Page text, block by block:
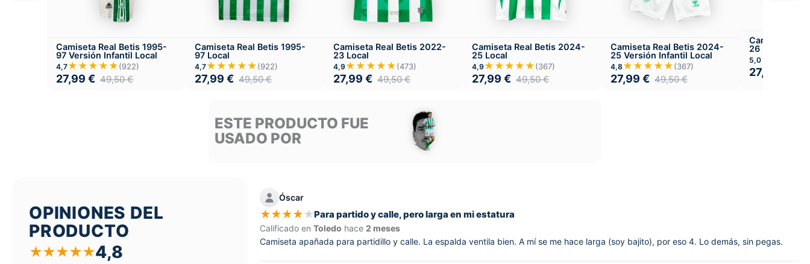
Camiseta Real Betis 1995-
97 Versión Infantil Local
4,7★★★★★(922)
27,99 € 49,50€
Camiseta Real Betis 1995-
97 Local
4,7★★★★★(922)
27,99 € 49,50€
Camiseta Real Betis 2022-
23 Local
4,9 ★★★★★(473)
27,99 € 49,50€
Camiseta Real Betis 2024-
25 Local
4,9 ★★★★★(367)
27,99 € 49,50€
Camiseta Real Betis 2024-
25 Versión Infantil Local
4,8 ★★★★★(367)
27,99 € 49,50€
Camiseta
26 Local
5,0
27,99
ESTE PRODUCTO FUE
USADO POR
OPINIONES DEL
PRODUCTO
★★★★★4,8
Óscar
★★★★★Para partido y calle, pero larga en mi estatura
Calificado enToledo hace2 meses
Camiseta apañada para partidillo y calle. La espalda ventila bien. A mí se me hace larga (soy bajito), por eso 4. Lo demás, sin pegas.